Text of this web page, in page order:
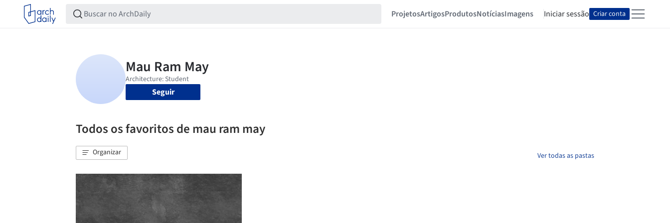
ProjetosArtigosProdutosNotíciasImagens Iniciar sessão Criar conta
Seguir
Todos os favoritos de mau ram may
Organizar Ver todas as pastas